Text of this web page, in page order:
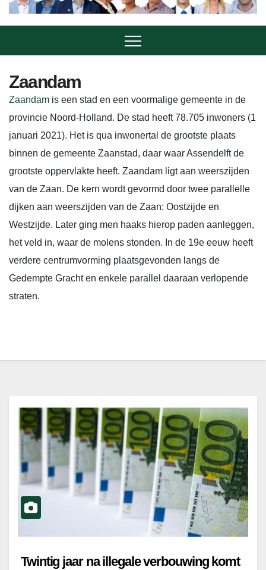
Zaandam
Zaandam is een stad en een voormalige gemeente in de
provincie Noord-Holland. De stad heeft 78.705 inwoners (1
januari 2021). Het is qua inwonertal de grootste plaats
binnen de gemeente Zaanstad, daar waar Assendelft de
grootste oppervlakte heeft. Zaandam ligt aan weerszijden
van de Zaan. De kern wordt gevormd door twee parallelle
dijken aan weerszijden van de Zaan: Oostzijde en
Westzijde. Later ging men haaks hierop paden aanleggen,
het veld in, waar de molens stonden. In de 19e eeuw heeft
verdere centrumvorming plaatsgevonden langs de
Gedempte Gracht en enkele parallel daaraan verlopende
straten.
Twintig jaar na illegale verbouwing komt